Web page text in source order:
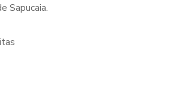
Sapucaia.